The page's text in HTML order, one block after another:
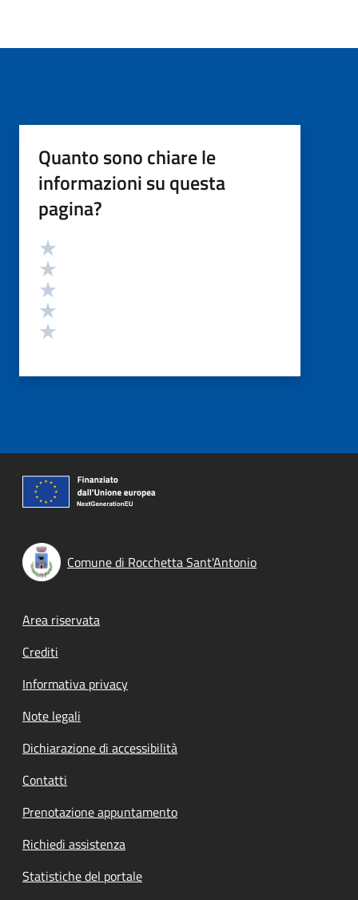
Quanto sono chiare le
informazioni su questa
pagina?
Valutazione
Comune di Rocchetta Sant'Antonio
Footer menu
Area riservata
Crediti
Informativa privacy
Note legali
Dichiarazione di accessibilità
Contatti
Prenotazione appuntamento
Richiedi assistenza
Statistiche del portale